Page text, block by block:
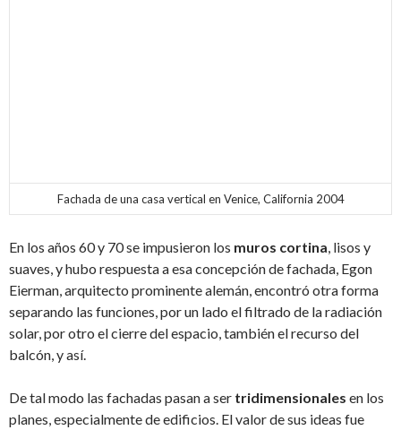
Fachada de una casa vertical en Venice, California 2004
En los años 60 y 70 se impusieron los muros cortina , lisos y
suaves, y hubo respuesta a esa concepción de fachada, Egon
Eierman, arquitecto prominente alemán, encontró otra forma
separando las funciones, por un lado el filtrado de la radiación
solar, por otro el cierre del espacio, también el recurso del
balcón, y así.
De tal modo las fachadas pasan a ser tridimensionales en los
planes, especialmente de edificios. El valor de sus ideas fue